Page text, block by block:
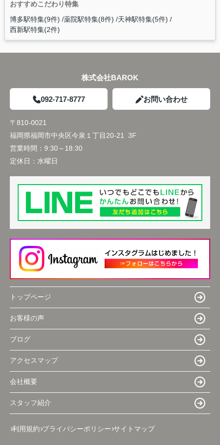
おすすめこだわり特集
博多駅特集(9件) 薬院駅特集(8件) 天神駅特集(5件)
西新駅特集(2件)
株式会社BAROK
092-717-8777 お問い合わせ
〒810-0021
福岡県福岡市中央区今泉１丁目20-21 3F
営業時間： 9:30～18:30
定休日： 水曜日
トップページ
お客様の声
ブログ
アクセスマップ
会社概要
スタッフ紹介
利用規約 プライバシーポリシー サイトマップ